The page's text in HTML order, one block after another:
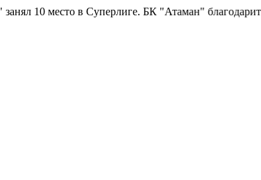
БК "Атаман" благодарит болельщиков за